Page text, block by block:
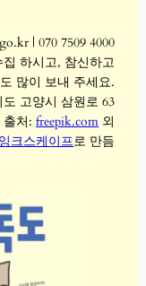
| 070 7509 4000
하시고, 참신하고
많이 보내 주세요.
도 고양시 삼원로 63
출처:freepik.com 외
잉크스케이프로 만듬